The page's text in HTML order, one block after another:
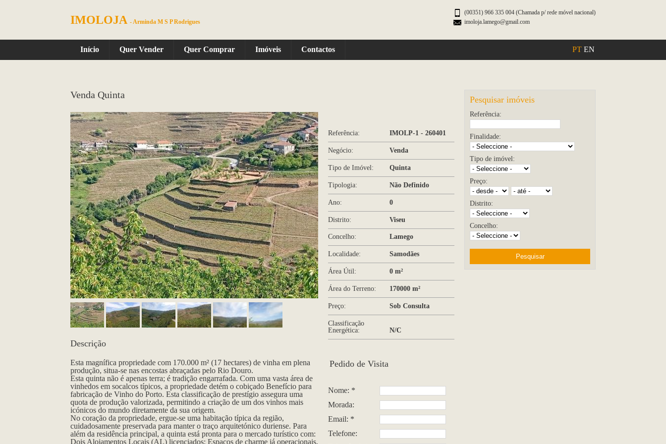
IMOLOJA - Arminda M S P Rodrigues
(00351) 966 335 004 (Chamada p/ rede móvel nacional)
imoloja.lamego@gmail.com
Início Quer Vender Quer Comprar Imóveis Contactos PT EN
Pesquisar imóveis
Referência:
Finalidade:
Tipo de imóvel:
Preço:
Distrito:
Concelho:
Venda Quinta
Descrição
Esta magnífica propriedade com 170.000 m² (17 hectares) de vinha em plena
produção, situa-se nas encostas abraçadas pelo Rio Douro.
Esta quinta não é apenas terra; é tradição engarrafada. Com uma vasta área de
vinhedos em socalcos típicos, a propriedade detém o cobiçado Benefício para
fabricação de Vinho do Porto. Esta classificação de prestígio assegura uma
quota de produção valorizada, permitindo a criação de um dos vinhos mais
icónicos do mundo diretamente da sua origem.
No coração da propriedade, ergue-se uma habitação típica da região,
cuidadosamente preservada para manter o traço arquitetónico duriense. Para
além da residência principal, a quinta está pronta para o mercado turístico com:
Dois Alojamentos Locais (AL) licenciados: Espaços de charme já operacionais,
Referência: IMOLP-1 - 260401
Negócio: Venda
Tipo de Imóvel: Quinta
Tipologia: Não Definido
Ano: 0
Distrito: Viseu
Concelho: Lamego
Localidade: Samodães
Área Útil: 0 m²
Área do Terreno: 170000 m²
Preço: Sob Consulta
Classificação
Energética:
N/C
Pedido de Visita
Nome: *
Morada:
Email: *
Telefone: